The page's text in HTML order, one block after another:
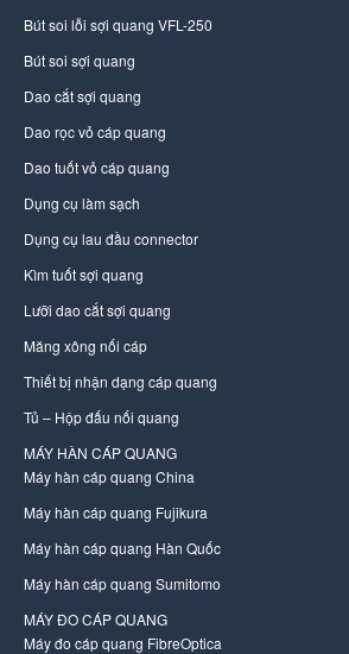
Bút soi lỗi sợi quang VFL-250
Bút soi sợi quang
Dao cắt sợi quang
Dao rọc vỏ cáp quang
Dao tuốt vỏ cáp quang
Dụng cụ làm sạch
Dụng cụ lau đầu connector
Kìm tuốt sợi quang
Lưỡi dao cắt sợi quang
Măng xông nối cáp
Thiết bị nhận dạng cáp quang
Tủ – Hộp đấu nối quang
MÁY HÀN CÁP QUANG
Máy hàn cáp quang China
Máy hàn cáp quang Fujikura
Máy hàn cáp quang Hàn Quốc
Máy hàn cáp quang Sumitomo
MÁY ĐO CÁP QUANG
Máy đo cáp quang FibreOptica